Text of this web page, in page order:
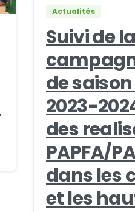
Actualités
Suivi de la
de
2023-
des
PAPFA/
dans les
et les